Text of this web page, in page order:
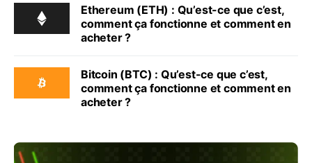
Ethereum (ETH) : Qu’est-ce que c’est,
comment ça fonctionne et comment en
acheter ?
Bitcoin (BTC) : Qu’est-ce que c’est,
comment ça fonctionne et comment en
acheter ?